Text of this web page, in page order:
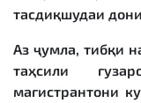
тасдиқшудаи
Аз ҷумла, тибқи
таҳсили
магистрантони